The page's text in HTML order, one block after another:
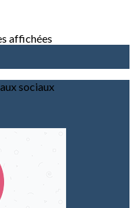
affichées
sociaux